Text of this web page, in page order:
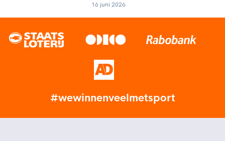
16 juni 2026
#wewinnenveelmetsport